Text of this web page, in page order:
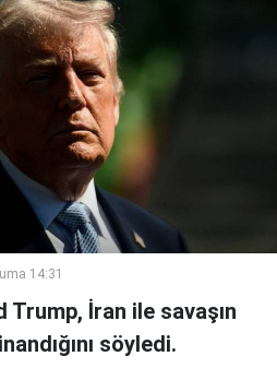
14:31
Trump, İran ile savaşın
söyledi.